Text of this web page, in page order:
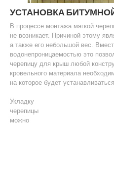
УСТАНОВКА
В процессе монтажа мягкой
не возникает. Причиной этому
а также его небольшой вес.
водонепроницаемостью это
черепицу для крыш любой
кровельного материала
на которое будет
Укладку
черепицы
можно